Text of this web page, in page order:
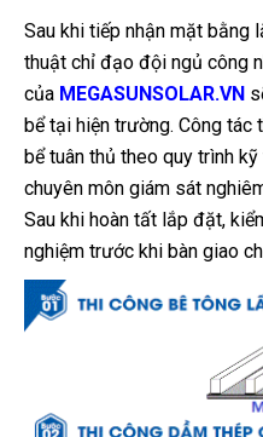
Sau khi tiếp nhận mặt bằng
thuật chỉ đạo đội ngủ công
của MEGASUNSOLAR.VN
bể tại hiện trường. Công tác
bể tuân thủ theo quy trình
chuyên môn giám sát
Sau khi hoàn tất lắp đặt,
nghiệm trước khi bàn giao